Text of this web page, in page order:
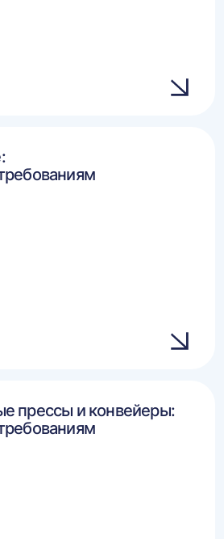
прессы и конвейеры: